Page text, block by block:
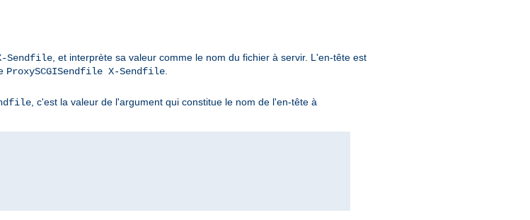
Sendfile , et interprète sa valeur comme le nom du fichier à servir. L'en-tête est
ProxySCGISendfile X-Sendfile
, c'est la valeur de l'argument qui constitue le nom de l'en-tête à